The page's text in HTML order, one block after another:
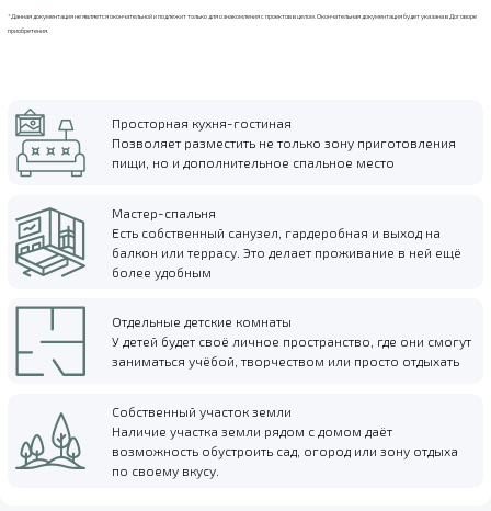
*Данная документация не является окончательной и подлежит только для ознакомления с проектов в целом. Окончательная документация будет указана в Договоре
приобретения.
Просторная кухня-гостиная
Позволяет разместить не только зону приготовления
пищи, но и дополнительное спальное место
Мастер-спальня
Есть собственный санузел, гардеробная и выход на
балкон или террасу. Это делает проживание в ней ещё
более удобным
Отдельные детские комнаты
У детей будет своё личное пространство, где они смогут
заниматься учёбой, творчеством или просто отдыхать
Собственный участок земли
Наличие участка земли рядом с домом даёт
возможность обустроить сад, огород или зону отдыха
по своему вкусу.